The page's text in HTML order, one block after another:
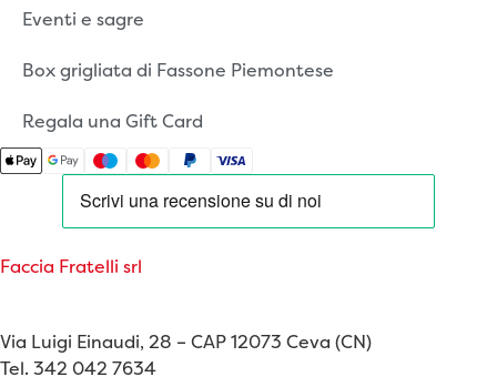
Eventi e sagre
Box grigliata di Fassone Piemontese
Regala una Gift Card
Faccia Fratelli srl
Via Luigi Einaudi, 28 – CAP 12073 Ceva (CN)
Tel. 342 042 7634